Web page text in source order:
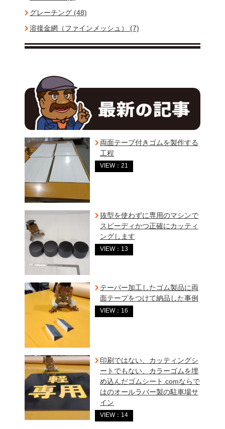
グレーチング (48)
溶接金網（ファインメッシュ） (7)
両面テープ付きゴムを製作する
工程
VIEW：21
抜型を使わずに専用のマシンで
スピーディかつ正確にカッティ
ングします
VIEW：13
テーパー加工したゴム製品に両
面テープをつけて納品した事例
VIEW：16
印刷ではない、カッティングシ
ートでもない、カラーゴムを埋
め込んだゴムシート.comならで
はのオールラバー製の駐車場サ
イン
VIEW：14